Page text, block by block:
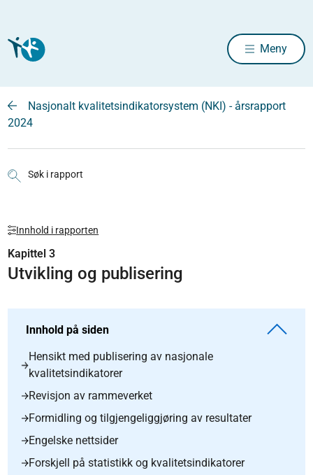
Meny
Nasjonalt kvalitetsindikatorsystem (NKI) - årsrapport
2024
Søk i rapport
Innhold i rapporten
Kapittel 3
Utvikling og publisering
Innhold på siden
Hensikt med publisering av nasjonale
kvalitetsindikatorer
Revisjon av rammeverket
Formidling og tilgjengeliggjøring av resultater
Engelske nettsider
Forskjell på statistikk og kvalitetsindikatorer